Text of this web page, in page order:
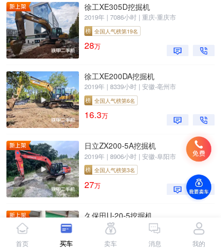
徐工XE305D挖掘机
2019年 | 7086小时 | 重庆-重庆市
榜 全国人气榜第19名
28万
徐工XE200DA挖掘机
2019年 | 8339小时 | 安徽-亳州市
榜 全国人气榜第6名
16.3万
日立ZX200-5A挖掘机
2019年 | 8906小时 | 安徽-阜阳市
榜 全国人气榜第3名
27万
久保田U-20-5挖掘机
2020年 | 7400小时 | 江西-赣州市
全国人气榜第14名
首页 买车 卖车 消息 我的